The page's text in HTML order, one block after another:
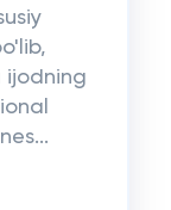
ijodning